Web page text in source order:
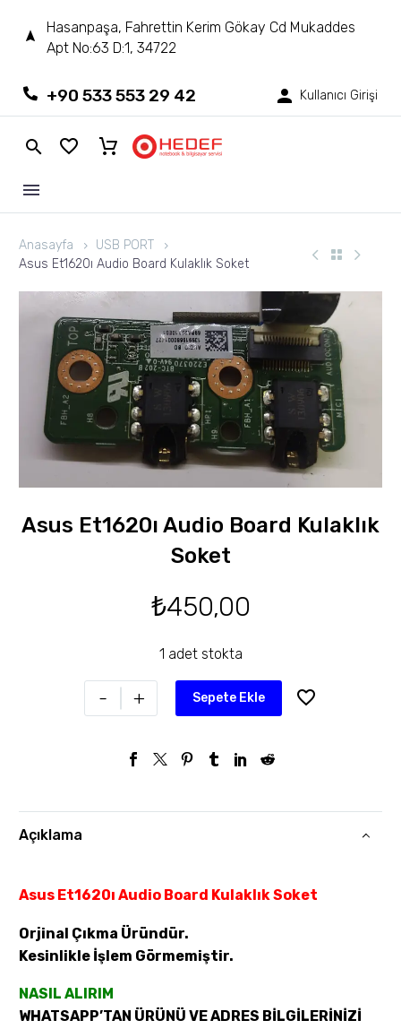
Hasanpaşa, Fahrettin Kerim Gökay Cd Mukaddes
Apt No:63 D:1, 34722
+90 533 553 29 42 Kullanıcı Girişi
Anasayfa
USB PORT
Asus Et1620ı Audio Board Kulaklık Soket
Asus Et1620ı Audio Board Kulaklık
Soket
₺450,00
1 adet stokta
- + Sepete Ekle
Açıklama
Asus Et1620ı Audio Board Kulaklık Soket
Orjinal Çıkma Üründür.
Kesinlikle İşlem Görmemiştir.
NASIL ALIRIM
WHATSAPP’TAN ÜRÜNÜ VE ADRES BİLGİLERİNİZİ